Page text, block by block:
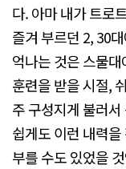
다. 아마 내가 트로
즐겨 부르던 2, 30
억나는 것은 스물
훈련을 받을 시절,
주 구성지게 불러
쉽게도 이런 내력
부를 수도 있었을